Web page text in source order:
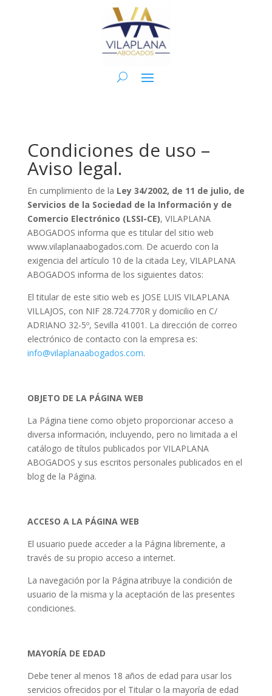
Condiciones de uso –
Aviso legal.
En cumplimiento de la Ley 34/2002, de 11 de julio, de
Servicios de la Sociedad de la Información y de
Comercio Electrónico (LSSI-CE), VILAPLANA
ABOGADOS informa que es titular del sitio web
www.vilaplanaabogados.com. De acuerdo con la
exigencia del artículo 10 de la citada Ley, VILAPLANA
ABOGADOS informa de los siguientes datos:
El titular de este sitio web es JOSE LUIS VILAPLANA
VILLAJOS, con NIF 28.724.770R y domicilio en C/
ADRIANO 32-5º, Sevilla 41001. La dirección de correo
electrónico de contacto con la empresa es:
info@vilaplanaabogados.com.
OBJETO DE LA PÁGINA WEB
La Página tiene como objeto proporcionar acceso a
diversa información, incluyendo, pero no limitada a el
catálogo de títulos publicados por VILAPLANA
ABOGADOS y sus escritos personales publicados en el
blog de la Página.
ACCESO A LA PÁGINA WEB
El usuario puede acceder a la Página libremente, a
través de su propio acceso a internet.
La navegación por la Página atribuye la condición de
usuario de la misma y la aceptación de las presentes
condiciones.
MAYORÍA DE EDAD
Debe tener al menos 18 años de edad para usar los
servicios ofrecidos por el Titular o la mayoría de edad